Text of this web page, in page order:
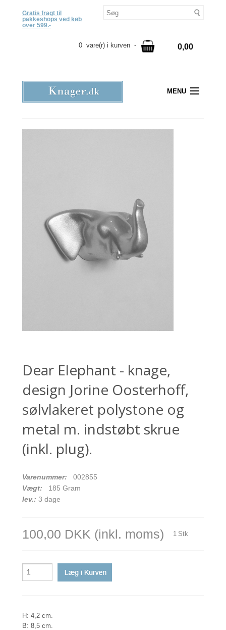
Gratis fragt til
pakkeshops ved køb
over 599.-
0 vare(r) i kurven - 0,00
MENU
Dear Elephant - knage,
design Jorine Oosterhoff,
sølvlakeret polystone og
metal m. indstøbt skrue
(inkl. plug).
Varenummer:
002855
Vægt:
185 Gram
lev.: 3 dage
100,00 DKK (inkl. moms) 1 Stk
H: 4,2 cm.
B: 8,5 cm.